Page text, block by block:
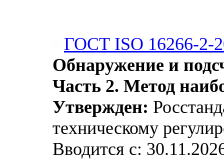
ГОСТ ISO 16266-2-
Обнаружение и
Часть 2. Метод
Утвержден:
техническому
Вводится с: